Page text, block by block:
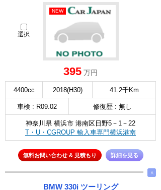
選択
NEW
395 万円
4400cc 2018(H30) 41.2千Km
車検 : R09.02 修復歴 : 無し
神奈川県 横浜市 港南区日野5－1－22
T・U・CGROUP 輸入車専門横浜港南
無料お問い合わせ & 見積もり 詳細を見る
∧
BMW 330i ツーリング